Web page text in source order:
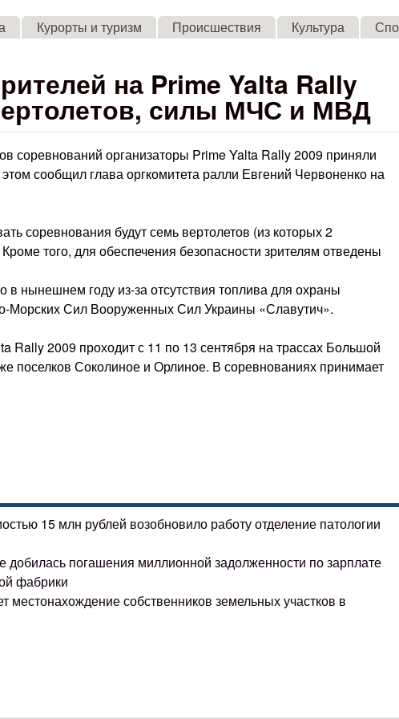
Skip to main content
Курорты и туризм Происшествия Культура
на Prime Yalta Rally
силы МЧС и МВД
соревнований организаторы Prime Yalta Rally 2009 приняли
сообщил глава оргкомитета ралли Евгений Червоненко на
соревнования будут семь вертолетов (из которых 2
того, для обеспечения безопасности зрителям отведены
в нынешнем году из-за отсутствия топлива для охраны
Морских Сил Вооруженных Сил Украины «Славутич».
2009 проходит с 11 по 13 сентября на трассах Большой
поселков Соколиное и Орлиное. В соревнованиях принимает
15 млн рублей возобновило работу отделение патологии
добилась погашения миллионной задолженности по зарплате
фабрики
собственников земельных участков в